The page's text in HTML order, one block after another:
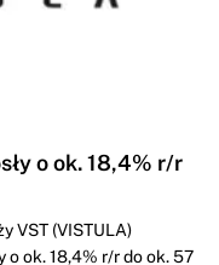
o ok. 18,4% r/r
VST (VISTULA)
ok. 18,4% r/r do ok. 57